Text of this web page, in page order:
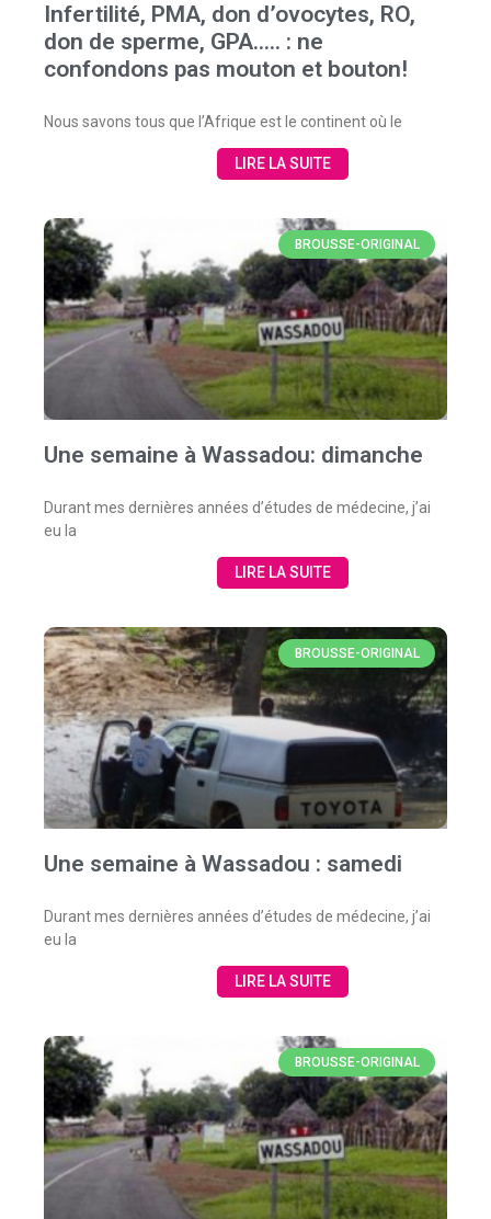
Infertilité, PMA, don d’ovocytes, RO,
don de sperme, GPA….. : ne
confondons pas mouton et bouton!
Nous savons tous que l’Afrique est le continent où le
LIRE LA SUITE
BROUSSE-ORIGINAL
Une semaine à Wassadou: dimanche
Durant mes dernières années d’études de médecine, j’ai
eu la
LIRE LA SUITE
BROUSSE-ORIGINAL
Une semaine à Wassadou : samedi
Durant mes dernières années d’études de médecine, j’ai
eu la
LIRE LA SUITE
BROUSSE-ORIGINAL